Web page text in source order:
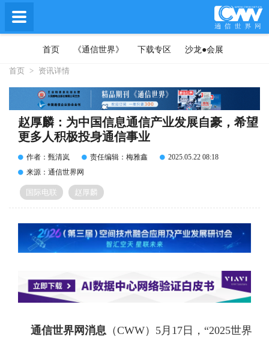
首页 《通信世界》 下载专区 沙龙●会展
首页 > 资讯详情
赵厚麟：为中国信息通信产业发展自豪，希望
更多人积极投身通信事业
作者：甄清岚 责任编辑：梅雅鑫
2025.05.22 08:18
来源：通信世界网
国际电联 赵厚麟
通信世界网消息 （CWW） 5月17日，“2025世界